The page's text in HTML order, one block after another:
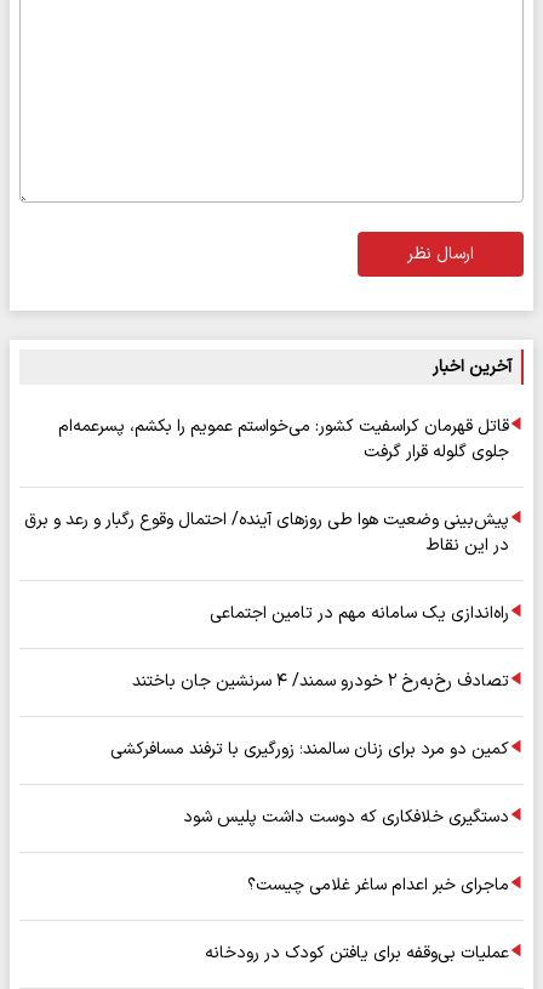
ارسال نظر
آخرین اخبار
قاتل قهرمان کراسفیت کشور: می‌خواستم عمویم را بکشم، پسرعمه‌ام
جلوی گلوله قرار گرفت
پیش‌بینی وضعیت هوا طی روزهای آینده/ احتمال وقوع رگبار و رعد و برق
در این نقاط
راه‌اندازی یک سامانه مهم در تامین اجتماعی
تصادف رخ‌به‌رخ ۲ خودرو سمند/ ۴ سرنشین جان باختند
کمین دو مرد برای زنان سالمند؛ زورگیری با ترفند مسافرکشی
دستگیری خلافکاری که دوست داشت پلیس شود
ماجرای خبر اعدام ساغر غلامی چیست؟
عملیات بی‌وقفه برای یافتن کودک در رودخانه